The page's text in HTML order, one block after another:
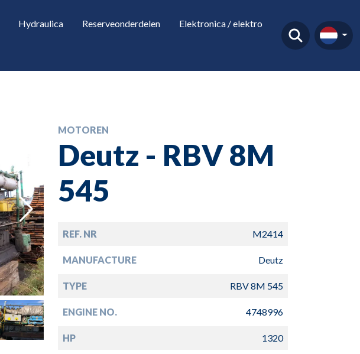
Hydraulica Reserveonderdelen Elektronica / elektro
MOTOREN
Deutz - RBV 8M
545
REF. NR M2414
MANUFACTURE Deutz
TYPE RBV 8M 545
ENGINE NO. 4748996
HP 1320